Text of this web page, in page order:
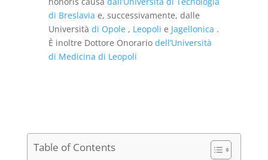
di Breslavia e, successivamente, dalle
Università di Opole , Leopoli e Jagellonica .
È inoltre Dottore Onorario dell’Università
di Medicina di Leopoli
Table of Contents